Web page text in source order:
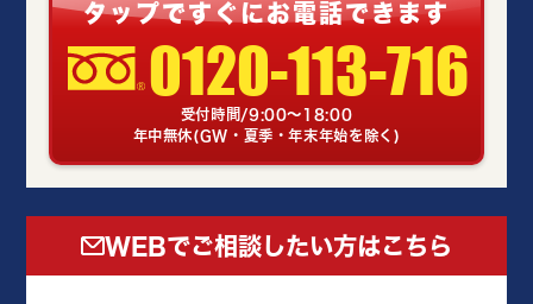
タップですぐにお電話できます
0120-113-716
受付時間/9:00～18:00
年中無休(GW・夏季・年末年始を除く)
WEBでご相談したい方はこちら